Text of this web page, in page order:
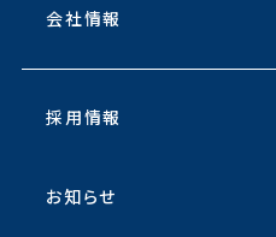
会社情報
採用情報
お知らせ